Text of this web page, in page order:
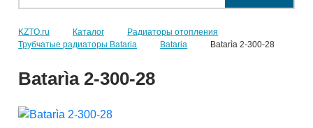
KZTO.ru Каталог
Радиаторы отопления
Трубчатые радиаторы Bataria
Bataria Batarìa 2-300-28
Batarìa 2-300-28